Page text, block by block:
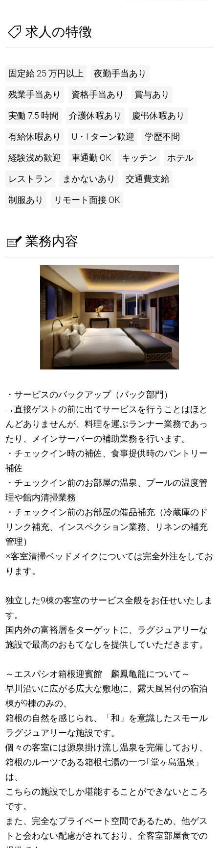
求人の特徴
固定給 25 万円以上 夜勤手当あり
残業手当あり 資格手当あり 賞与あり
実働 7.5 時間 介護休暇あり 慶弔休暇あり
有給休暇あり U・I ターン歓迎 学歴不問
経験浅め歓迎 車通勤 OK キッチン ホテル
レストラン まかないあり 交通費支給
制服あり リモート面接 OK
業務内容
・サービスのバックアップ（バック部門）
→直接ゲストの前に出てサービスを行うことはほと
んどありませんが、料理を運ぶランナー業務であっ
たり、メインサーバーの補助業務を行います。
・チェックイン時の補佐、食事提供時のパントリー
補佐
・チェックイン前のお部屋の温泉、プールの温度管
理や館内清掃業務
・チェックイン前のお部屋の備品補充（冷蔵庫のド
リンク補充、インスペクション業務、リネンの補充
管理）
※客室清掃ベッドメイクについては完全外注をしてお
ります。
独立した9棟の客室のサービス全般をお任せいたしま
す。
国内外の富裕層をターゲットに、ラグジュアリーな
施設で最高のおもてなしを提供していただきます。
～エスパシオ箱根迎賓館 麟鳳亀龍について～
早川沿いに広がる広大な敷地に、露天風呂付の宿泊
棟が9棟のみの、
箱根の自然を感じられ、「和」を意識したスモール
ラグジュアリーな施設です。
個々の客室には源泉掛け流し温泉を完備しており、
箱根のルーツである箱根七湯の一つ｢堂ヶ島温泉」
は、
こちらの施設でしか堪能することができないところ
です。
また、完全なプライベート空間であるため、他ゲス
トと会わない配慮がされており、全客室部屋食での